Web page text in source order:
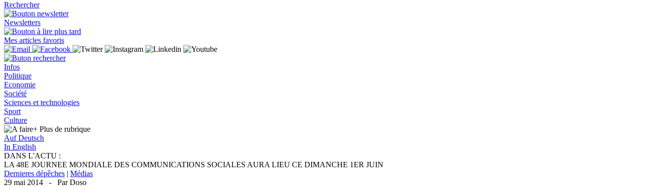
Rechercher
Newsletters
Mes articles favoris
Infos
Politique
Economie
Société
Sciences et technologies
Sport
Culture
+ Plus de rubrique
Auf Deutsch
In English
DANS L'ACTU :
LA 48E JOURNEE MONDIALE DES COMMUNICATIONS SOCIALES AURA LIEU CE DIMANCHE 1ER JUIN
Dernieres dépêches | Médias
29 mai 2014 - Par Doso